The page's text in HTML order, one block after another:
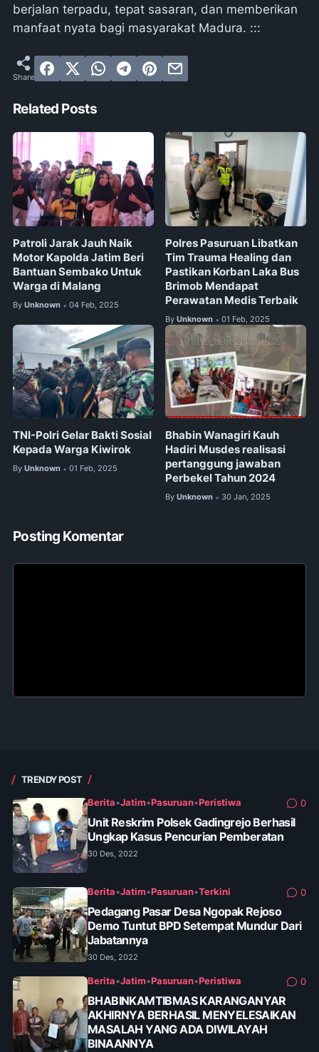
berjalan terpadu, tepat sasaran, dan memberikan
manfaat nyata bagi masyarakat Madura. :::
Related Posts
Patroli Jarak Jauh Naik
Motor Kapolda Jatim Beri
Bantuan Sembako Untuk
Warga di Malang
By Unknown • 04 Feb, 2025
Polres Pasuruan Libatkan
Tim Trauma Healing dan
Pastikan Korban Laka Bus
Brimob Mendapat
Perawatan Medis Terbaik
By Unknown • 01 Feb, 2025
TNI-Polri Gelar Bakti Sosial
Kepada Warga Kiwirok
By Unknown • 01 Feb, 2025
Bhabin Wanagiri Kauh
Hadiri Musdes realisasi
pertanggung jawaban
Perbekel Tahun 2024
By Unknown • 30 Jan, 2025
Posting Komentar
TRENDY POST
Berita•Jatim•Pasuruan•Peristiwa 0
Unit Reskrim Polsek Gadingrejo Berhasil
Ungkap Kasus Pencurian Pemberatan
30 Des, 2022
Berita•Jatim•Pasuruan•Terkini 0
Pedagang Pasar Desa Ngopak Rejoso
Demo Tuntut BPD Setempat Mundur Dari
Jabatannya
30 Des, 2022
Berita•Jatim•Pasuruan•Peristiwa 0
BHABINKAMTIBMAS KARANGANYAR
AKHIRNYA BERHASIL MENYELESAIKAN
MASALAH YANG ADA DIWILAYAH
BINAANNYA